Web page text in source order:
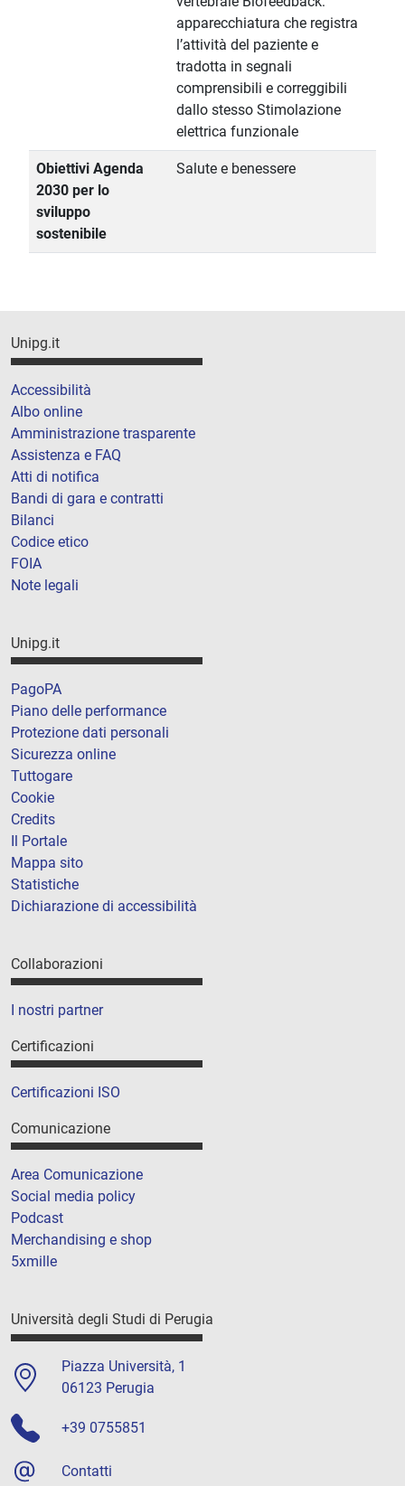
apparecchiatura che registra
l’attività del paziente e
tradotta in segnali
comprensibili e correggibili
dallo stesso Stimolazione
elettrica funzionale
Obiettivi Agenda
2030 per lo
sviluppo
sostenibile
Salute e benessere
Unipg.it
Accessibilità
Albo online
Amministrazione trasparente
Assistenza e FAQ
Atti di notifica
Bandi di gara e contratti
Bilanci
Codice etico
FOIA
Note legali
Unipg.it
PagoPA
Piano delle performance
Protezione dati personali
Sicurezza online
Tuttogare
Cookie
Credits
Il Portale
Mappa sito
Statistiche
Dichiarazione di accessibilità
Collaborazioni
I nostri partner
Certificazioni
Certificazioni ISO
Comunicazione
Area Comunicazione
Social media policy
Podcast
Merchandising e shop
5xmille
Università degli Studi di Perugia
Piazza Università, 1
06123 Perugia
+39 0755851
Contatti